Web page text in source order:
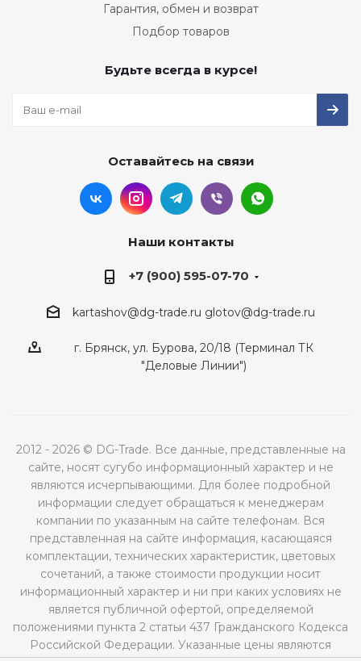
Гарантия, обмен и возврат
Подбор товаров
Будьте всегда в курсе!
Оставайтесь на связи
Наши контакты
+7 (900) 595-07-70
kartashov@dg-trade.ru glotov@dg-trade.ru
г. Брянск, ул. Бурова, 20/18 (Терминал ТК
"Деловые Линии")
2012 - 2026 © DG-Trade. Все данные, представленные на
сайте, носят сугубо информационный характер и не
являются исчерпывающими. Для более подробной
информации следует обращаться к менеджерам
компании по указанным на сайте телефонам. Вся
представленная на сайте информация, касающаяся
комплектации, технических характеристик, цветовых
сочетаний, а также стоимости продукции носит
информационный характер и ни при каких условиях не
является публичной офертой, определяемой
положениями пункта 2 статьи 437 Гражданского Кодекса
Российской Федерации. Указанные цены являются